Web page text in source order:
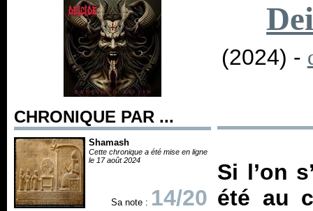
CHRONIQUE PAR ...
Shamash
Cette chronique a été mise en ligne
le 17 août 2024
Sa note : 14/20
(2024) -
Si l’on
été au